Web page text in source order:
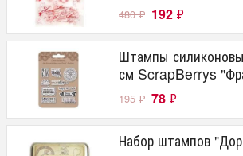
480₽ 192 ₽
Штампы
см ScrapBerrys
195₽ 78 ₽
Набор штампов